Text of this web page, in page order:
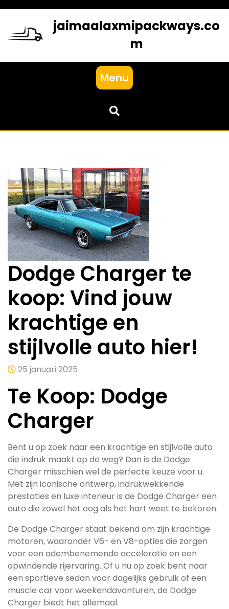
content
jaimaalaxmipackways.co
m
Menu
Dodge Charger te
koop: Vind jouw
krachtige en
stijlvolle auto hier!
25 januari 2025
Te Koop: Dodge
Charger
Bent u op zoek naar een krachtige en stijlvolle auto
die indruk maakt op de weg? Dan is de Dodge
Charger misschien wel de perfecte keuze voor u.
Met zijn iconische ontwerp, indrukwekkende
prestaties en luxe interieur is de Dodge Charger een
auto die zowel het oog als het hart weet te bekoren.
De Dodge Charger staat bekend om zijn krachtige
motoren, waaronder V6- en V8-opties die zorgen
voor een adembenemende acceleratie en een
opwindende rijervaring. Of u nu op zoek bent naar
een sportieve sedan voor dagelijks gebruik of een
muscle car voor weekendavonturen, de Dodge
Charger biedt het allemaal.